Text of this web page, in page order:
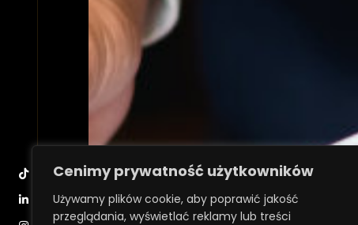
Cenimy prywatność użytkowników
Używamy plików cookie, aby poprawić jakość
przeglądania, wyświetlać reklamy lub treści